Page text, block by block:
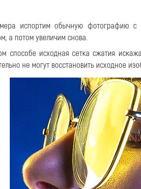
испортим обычную фотографию
а потом увеличим снова.
способе исходная сетка сжатия
не могут восстановить исходное